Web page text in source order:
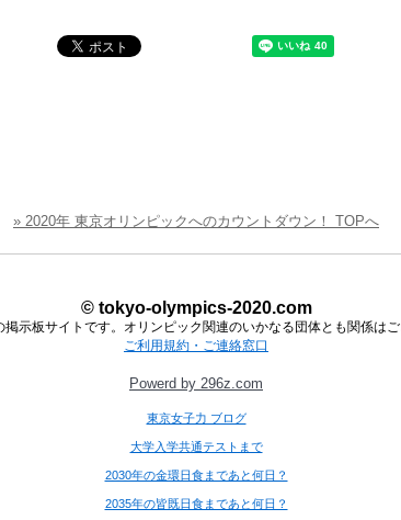
» 2020年 東京オリンピックへのカウントダウン！ TOPへ
© tokyo-olympics-2020.com
示板サイトです。オリンピック関連のいかなる団体とも関係はご
ご利用規約・ご連絡窓口
Powerd by 296z.com
東京女子力 ブログ
大学入学共通テストまで
2030年の金環日食まであと何日？
2035年の皆既日食まであと何日？